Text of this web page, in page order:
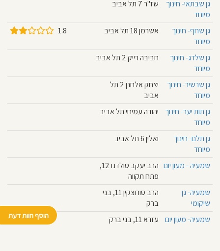
הוסף חוות דעת
גן שבתאי- חינוך
מיוחד
שז"ר 7 תל אביב
גן שחף- חינוך
מיוחד
אשרמן 18 תל אביב 1.8
גן שלדג- חינוך
מיוחד
חביבה רייק 2 תל אביב
גן שרשיר- חינוך
מיוחד
יצחק אלחנן 2 תל
אביב
גן תות יער- חינוך
מיוחד
יהודה עמיחי תל אביב
גן תלם- חינוך
מיוחד
ואלין 6 תל אביב
שמעיה - מעון יום
הרב יעקב טולדנו 12,
פתח תקווה
שמעיה- גן
שיקומי
הרב סורוצקין 11, בני
ברק
שמעיה- מעון יום
עזרא 11, בני ברק